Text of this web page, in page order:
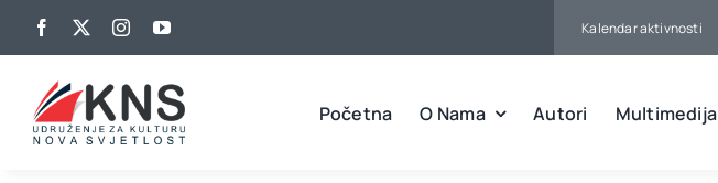
content
Kalendar aktivnosti
Početna O Nama Autori Multimedija